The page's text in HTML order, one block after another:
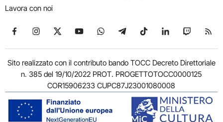
Lavora con noi
Seguici su Facebook
Seguici su Instagram
Seguici su X
Seguici su YouTube
Seguici su WhatsApp
Seguici su Telegram
Seguici su TikTok
Seguici su
Seguici
Sito realizzato con il contributo bando TOCC Decreto Direttoriale
n. 385 del 19/10/2022 PROT. PROGETTOTOCC0000125
COR15906233 CUPC87J23001080008